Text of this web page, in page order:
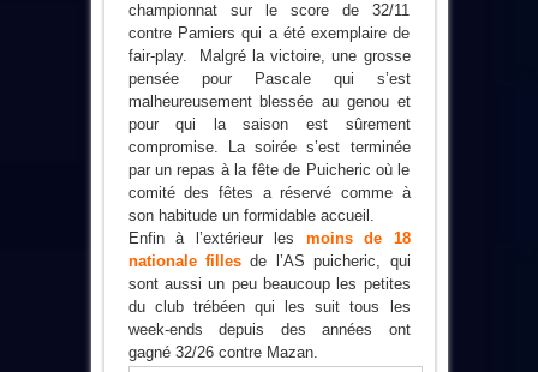
championnat sur le score de 32/11
contre Pamiers qui a été exemplaire de
fair-play. Malgré la victoire, une grosse
pensée pour Pascale qui s’est
malheureusement blessée au genou et
pour qui la saison est sûrement
compromise. La soirée s’est terminée
par un repas à la fête de Puicheric où le
comité des fêtes a réservé comme à
son habitude un formidable accueil.
Enfin à l’extérieur les moins de 18
nationale fillesde l’AS puicheric, qui
sont aussi un peu beaucoup les petites
du club trébéen qui les suit tous les
week-ends depuis des années ont
gagné 32/26 contre Mazan.